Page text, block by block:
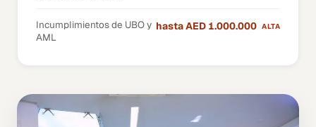
Incumplimientos de UBO y
AML
hasta AED 1.000.000 ALTA